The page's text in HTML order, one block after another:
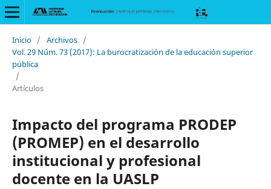
Inicio / Archivos /
Vol. 29 Núm. 73 (2017): La burocratización de la educación superior
pública
/
Artículos
Impacto del programa PRODEP
(PROMEP) en el desarrollo
institucional y profesional
docente en la UASLP